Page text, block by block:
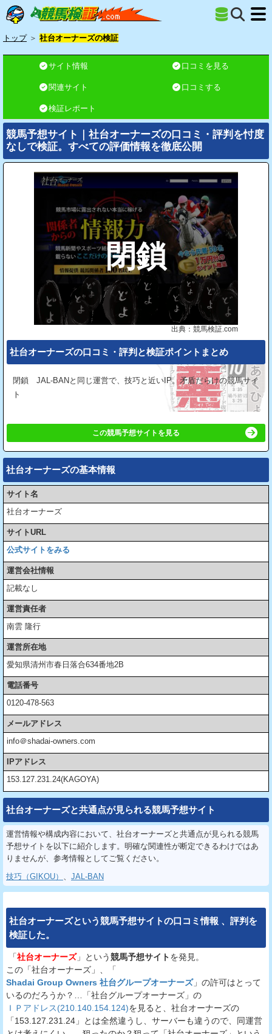
トップ ＞ 社台オーナーズの検証
サイト情報 口コミを見る
関連サイト 口コミする
検証レポート
競馬予想サイト｜社台オーナーズの口コミ・評判を忖度
なしで検証。すべての評価情報を徹底公開
閉鎖
出典：競馬検証.com
社台オーナーズの⼝コミ・評判と検証ポイントまとめ
閉鎖 JAL-BANと同じ運営で、技巧と近いIP。矛盾だらけの競馬サイ
ト
この競馬予想サイトを見る
社台オーナーズの基本情報
サイト名
社台オーナーズ
サイトURL
公式サイトをみる
運営会社情報
記載なし
運営責任者
南雲 隆行
運営所在地
愛知県清州市春日落合634番地2B
電話番号
0120-478-563
メールアドレス
info＠shadai-owners.com
IPアドレス
153.127.231.24(KAGOYA)
社台オーナーズと共通点が見られる競馬予想サイト
運営情報や構成内容において、社台オーナーズと共通点が見られる競馬
予想サイトを以下に紹介します。明確な関連性が断定できるわけではあ
りませんが、参考情報としてご覧ください。
技巧（GIKOU） 、 JAL-BAN
社台オーナーズという競馬予想サイトの口コミ情報 、 評判 を
検証した。
「社台オーナーズ」という競馬予想サイトを発見。
この「社台オーナーズ」、「
Shadai Group Owners 社台グループオーナーズ」の許可はとって
いるのだろうか？…「社台グループオーナーズ」の
ＩＰアドレス(210.140.154.124)を見ると、社台オーナーズの
「153.127.231.24」とは全然違うし、サーバーも違うので、同運営